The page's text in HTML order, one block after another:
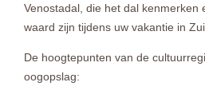
Venostadal, die het dal kenmerken
waard zijn tijdens uw vakantie in
De hoogtepunten van de
oogopslag: